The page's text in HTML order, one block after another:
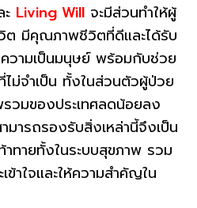
Living Will จะมีส่วนทำให้ผู้
ต มีคุณภาพชีวิตที่ดีและได้รับ
วามเป็นมนุษย์ พร้อมกับช่วย
ไม่จำเป็น ทั้งในส่วนตัวผู้ป่วย
วมของประเทศลดน้อยลง
มารถรองรับสิ่งเหล่านี้จึงเป็น
ทายทั้งในระบบสุขภาพ รวม
าใจและให้ความสำคัญใน